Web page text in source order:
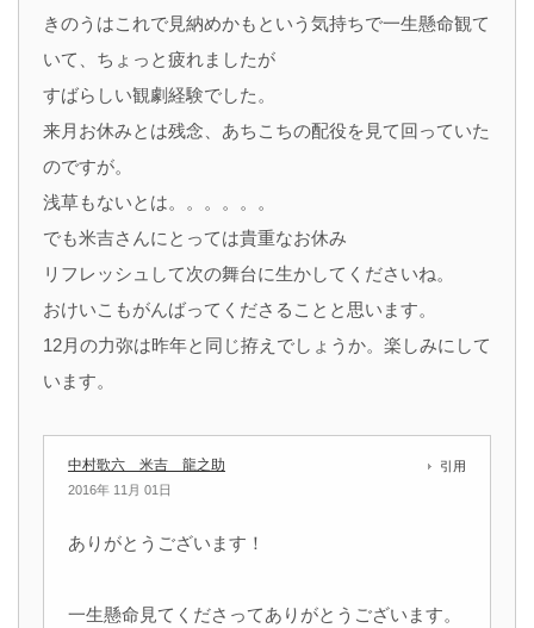
きのうはこれで見納めかもという気持ちで一生懸命観て
いて、ちょっと疲れましたが
すばらしい観劇経験でした。
来月お休みとは残念、あちこちの配役を見て回っていた
のですが。
浅草もないとは。。。。。。
でも米吉さんにとっては貴重なお休み
リフレッシュして次の舞台に生かしてくださいね。
おけいこもがんばってくださることと思います。
12月の力弥は昨年と同じ拵えでしょうか。楽しみにして
います。
中村歌六 米吉 龍之助
2016年 11月 01日
引用
ありがとうございます！
一生懸命見てくださってありがとうございます。